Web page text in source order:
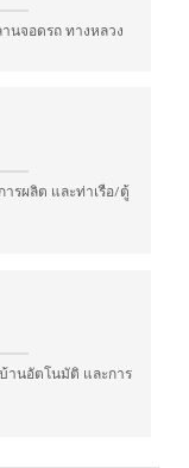
นจอดรถ ทางหลวง
ารผลิต และท่าเรือ/ตู้
านอัตโนมัติ และการ